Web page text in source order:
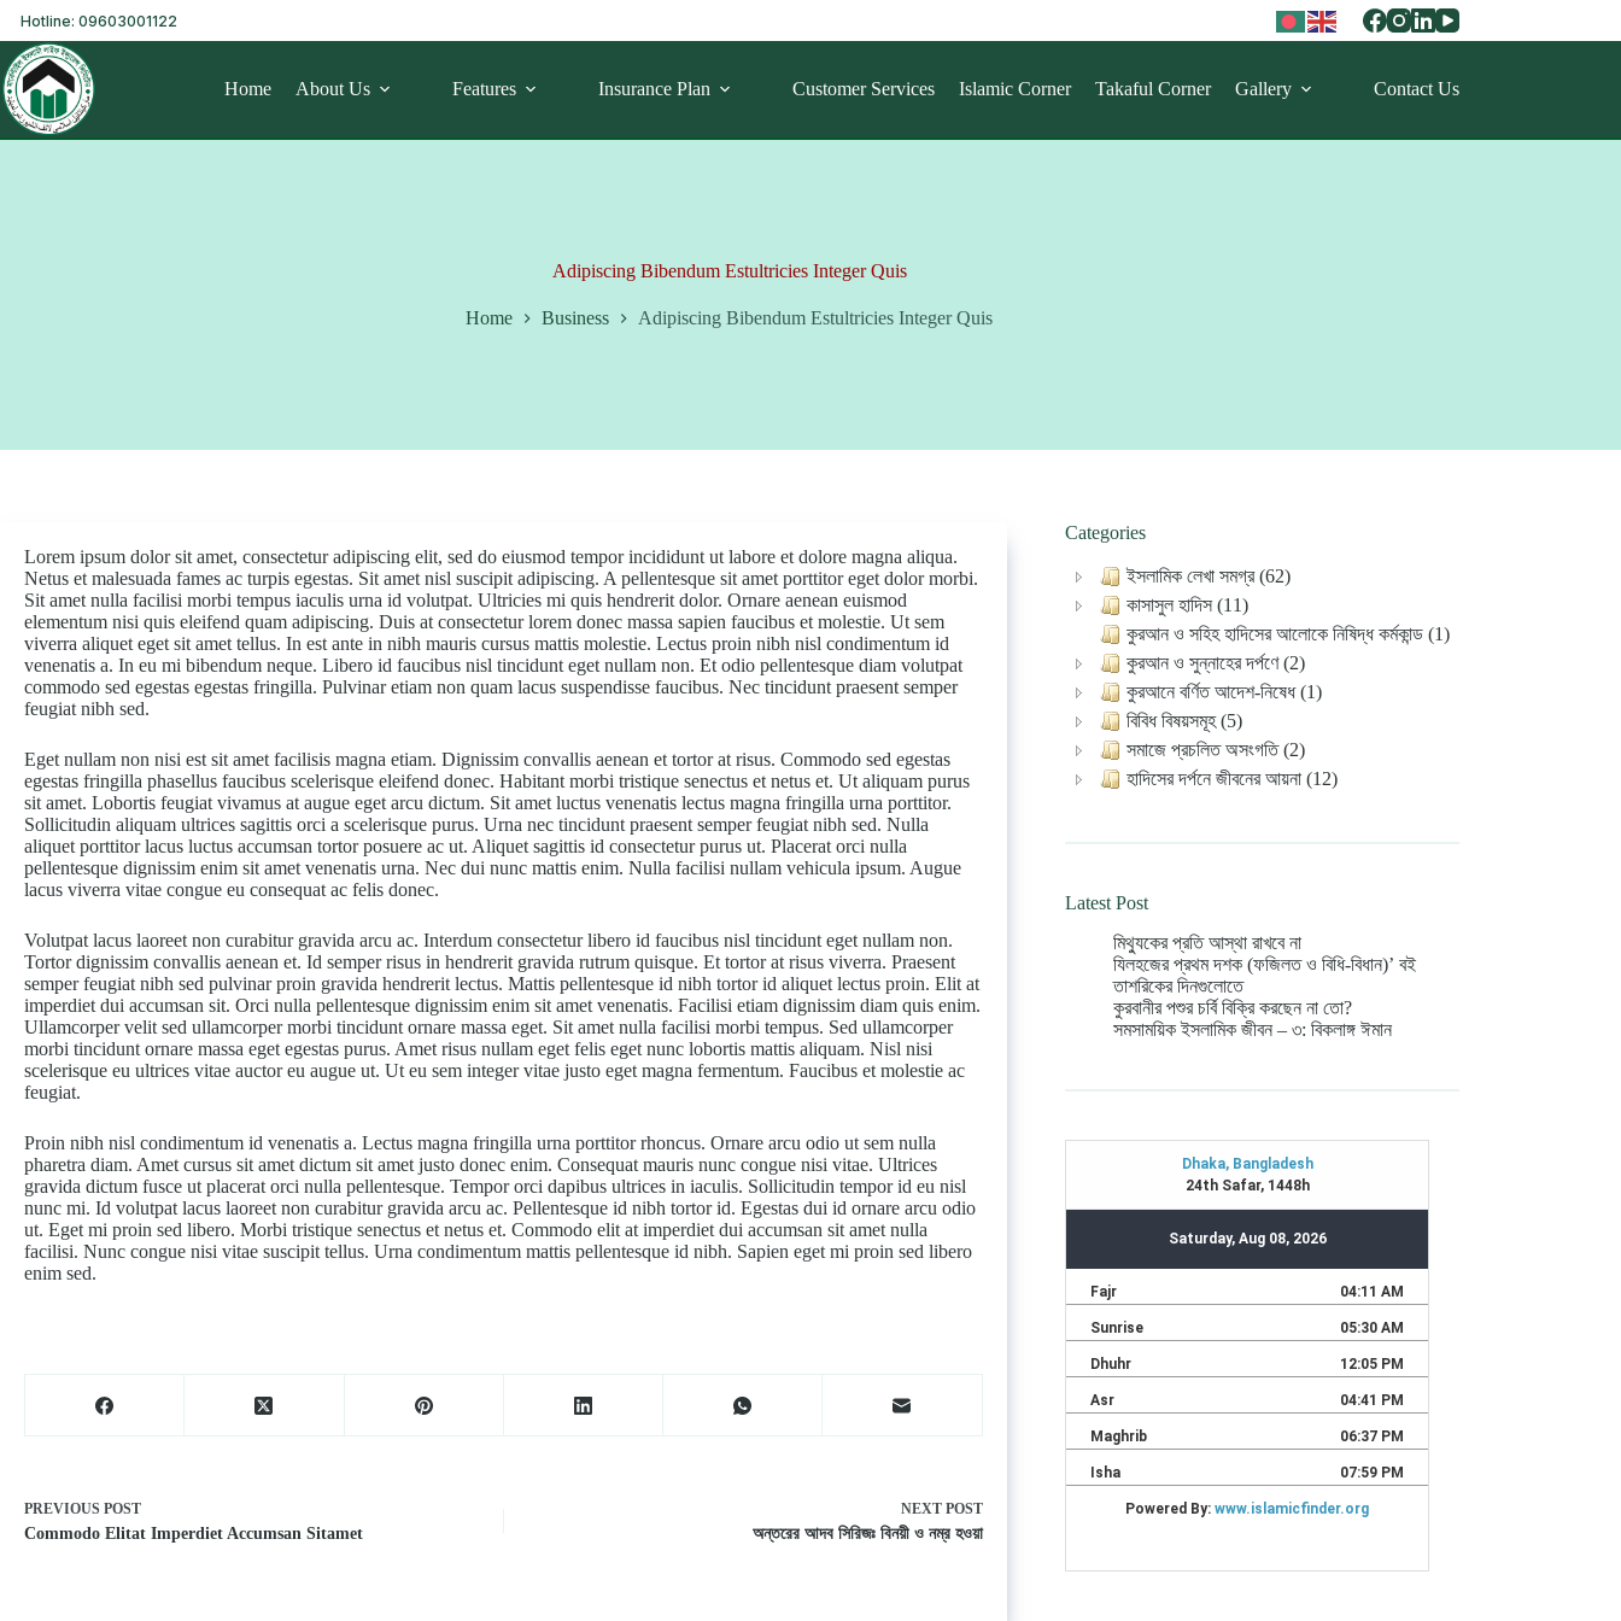
Hotline: 09603001122
Home About Us Features Insurance Plan Customer Services Islamic Corner Takaful Corner Gallery Contact Us
Adipiscing Bibendum Estultricies Integer Quis
Home Business Adipiscing Bibendum Estultricies Integer Quis
Lorem ipsum dolor sit amet, consectetur adipiscing elit, sed do eiusmod tempor incididunt ut labore et dolore magna aliqua.
Netus et malesuada fames ac turpis egestas. Sit amet nisl suscipit adipiscing. A pellentesque sit amet porttitor eget dolor morbi.
Sit amet nulla facilisi morbi tempus iaculis urna id volutpat. Ultricies mi quis hendrerit dolor. Ornare aenean euismod
elementum nisi quis eleifend quam adipiscing. Duis at consectetur lorem donec massa sapien faucibus et molestie. Ut sem
viverra aliquet eget sit amet tellus. In est ante in nibh mauris cursus mattis molestie. Lectus proin nibh nisl condimentum id
venenatis a. In eu mi bibendum neque. Libero id faucibus nisl tincidunt eget nullam non. Et odio pellentesque diam volutpat
commodo sed egestas egestas fringilla. Pulvinar etiam non quam lacus suspendisse faucibus. Nec tincidunt praesent semper
feugiat nibh sed.
Eget nullam non nisi est sit amet facilisis magna etiam. Dignissim convallis aenean et tortor at risus. Commodo sed egestas
egestas fringilla phasellus faucibus scelerisque eleifend donec. Habitant morbi tristique senectus et netus et. Ut aliquam purus
sit amet. Lobortis feugiat vivamus at augue eget arcu dictum. Sit amet luctus venenatis lectus magna fringilla urna porttitor.
Sollicitudin aliquam ultrices sagittis orci a scelerisque purus. Urna nec tincidunt praesent semper feugiat nibh sed. Nulla
aliquet porttitor lacus luctus accumsan tortor posuere ac ut. Aliquet sagittis id consectetur purus ut. Placerat orci nulla
pellentesque dignissim enim sit amet venenatis urna. Nec dui nunc mattis enim. Nulla facilisi nullam vehicula ipsum. Augue
lacus viverra vitae congue eu consequat ac felis donec.
Volutpat lacus laoreet non curabitur gravida arcu ac. Interdum consectetur libero id faucibus nisl tincidunt eget nullam non.
Tortor dignissim convallis aenean et. Id semper risus in hendrerit gravida rutrum quisque. Et tortor at risus viverra. Praesent
semper feugiat nibh sed pulvinar proin gravida hendrerit lectus. Mattis pellentesque id nibh tortor id aliquet lectus proin. Elit at
imperdiet dui accumsan sit. Orci nulla pellentesque dignissim enim sit amet venenatis. Facilisi etiam dignissim diam quis enim.
Ullamcorper velit sed ullamcorper morbi tincidunt ornare massa eget. Sit amet nulla facilisi morbi tempus. Sed ullamcorper
morbi tincidunt ornare massa eget egestas purus. Amet risus nullam eget felis eget nunc lobortis mattis aliquam. Nisl nisi
scelerisque eu ultrices vitae auctor eu augue ut. Ut eu sem integer vitae justo eget magna fermentum. Faucibus et molestie ac
feugiat.
Proin nibh nisl condimentum id venenatis a. Lectus magna fringilla urna porttitor rhoncus. Ornare arcu odio ut sem nulla
pharetra diam. Amet cursus sit amet dictum sit amet justo donec enim. Consequat mauris nunc congue nisi vitae. Ultrices
gravida dictum fusce ut placerat orci nulla pellentesque. Tempor orci dapibus ultrices in iaculis. Sollicitudin tempor id eu nisl
nunc mi. Id volutpat lacus laoreet non curabitur gravida arcu ac. Pellentesque id nibh tortor id. Egestas dui id ornare arcu odio
ut. Eget mi proin sed libero. Morbi tristique senectus et netus et. Commodo elit at imperdiet dui accumsan sit amet nulla
facilisi. Nunc congue nisi vitae suscipit tellus. Urna condimentum mattis pellentesque id nibh. Sapien eget mi proin sed libero
enim sed.
PREVIOUS POST
Commodo Elitat Imperdiet Accumsan Sitamet
NEXT POST
অন্তরের আদব সিরিজঃ বিনয়ী ও নম্র হওয়া
Categories
ইসলামিক লেখা সমগ্র (62)
কাসাসুল হাদিস (11)
কুরআন ও সহিহ হাদিসের আলোকে নিষিদ্ধ কর্মকান্ড (1)
কুরআন ও সুন্নাহের দর্পণে (2)
কুরআনে বর্ণিত আদেশ-নিষেধ (1)
বিবিধ বিষয়সমূহ (5)
সমাজে প্রচলিত অসংগতি (2)
হাদিসের দর্পনে জীবনের আয়না (12)
Latest Post
মিথ্যুকের প্রতি আস্থা রাখবে না
যিলহজের প্রথম দশক (ফজিলত ও বিধি-বিধান)’ বই
তাশরিকের দিনগুলোতে
কুরবানীর পশুর চর্বি বিক্রি করছেন না তো?
সমসাময়িক ইসলামিক জীবন – ৩: বিকলাঙ্গ ঈমান